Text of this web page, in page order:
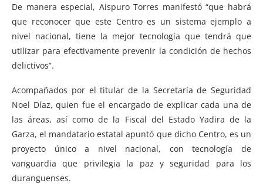
De manera especial, Aispuro Torres manifestó “que habrá
que reconocer que este Centro es un sistema ejemplo a
nivel nacional, tiene la mejor tecnología que tendrá que
utilizar para efectivamente prevenir la condición de hechos
delictivos”.
Acompañados por el titular de la Secretaría de Seguridad
Noel Díaz, quien fue el encargado de explicar cada una de
las áreas, así como de la Fiscal del Estado Yadira de la
Garza, el mandatario estatal apuntó que dicho Centro, es un
proyecto único a nivel nacional, con tecnología de
vanguardia que privilegia la paz y seguridad para los
duranguenses.